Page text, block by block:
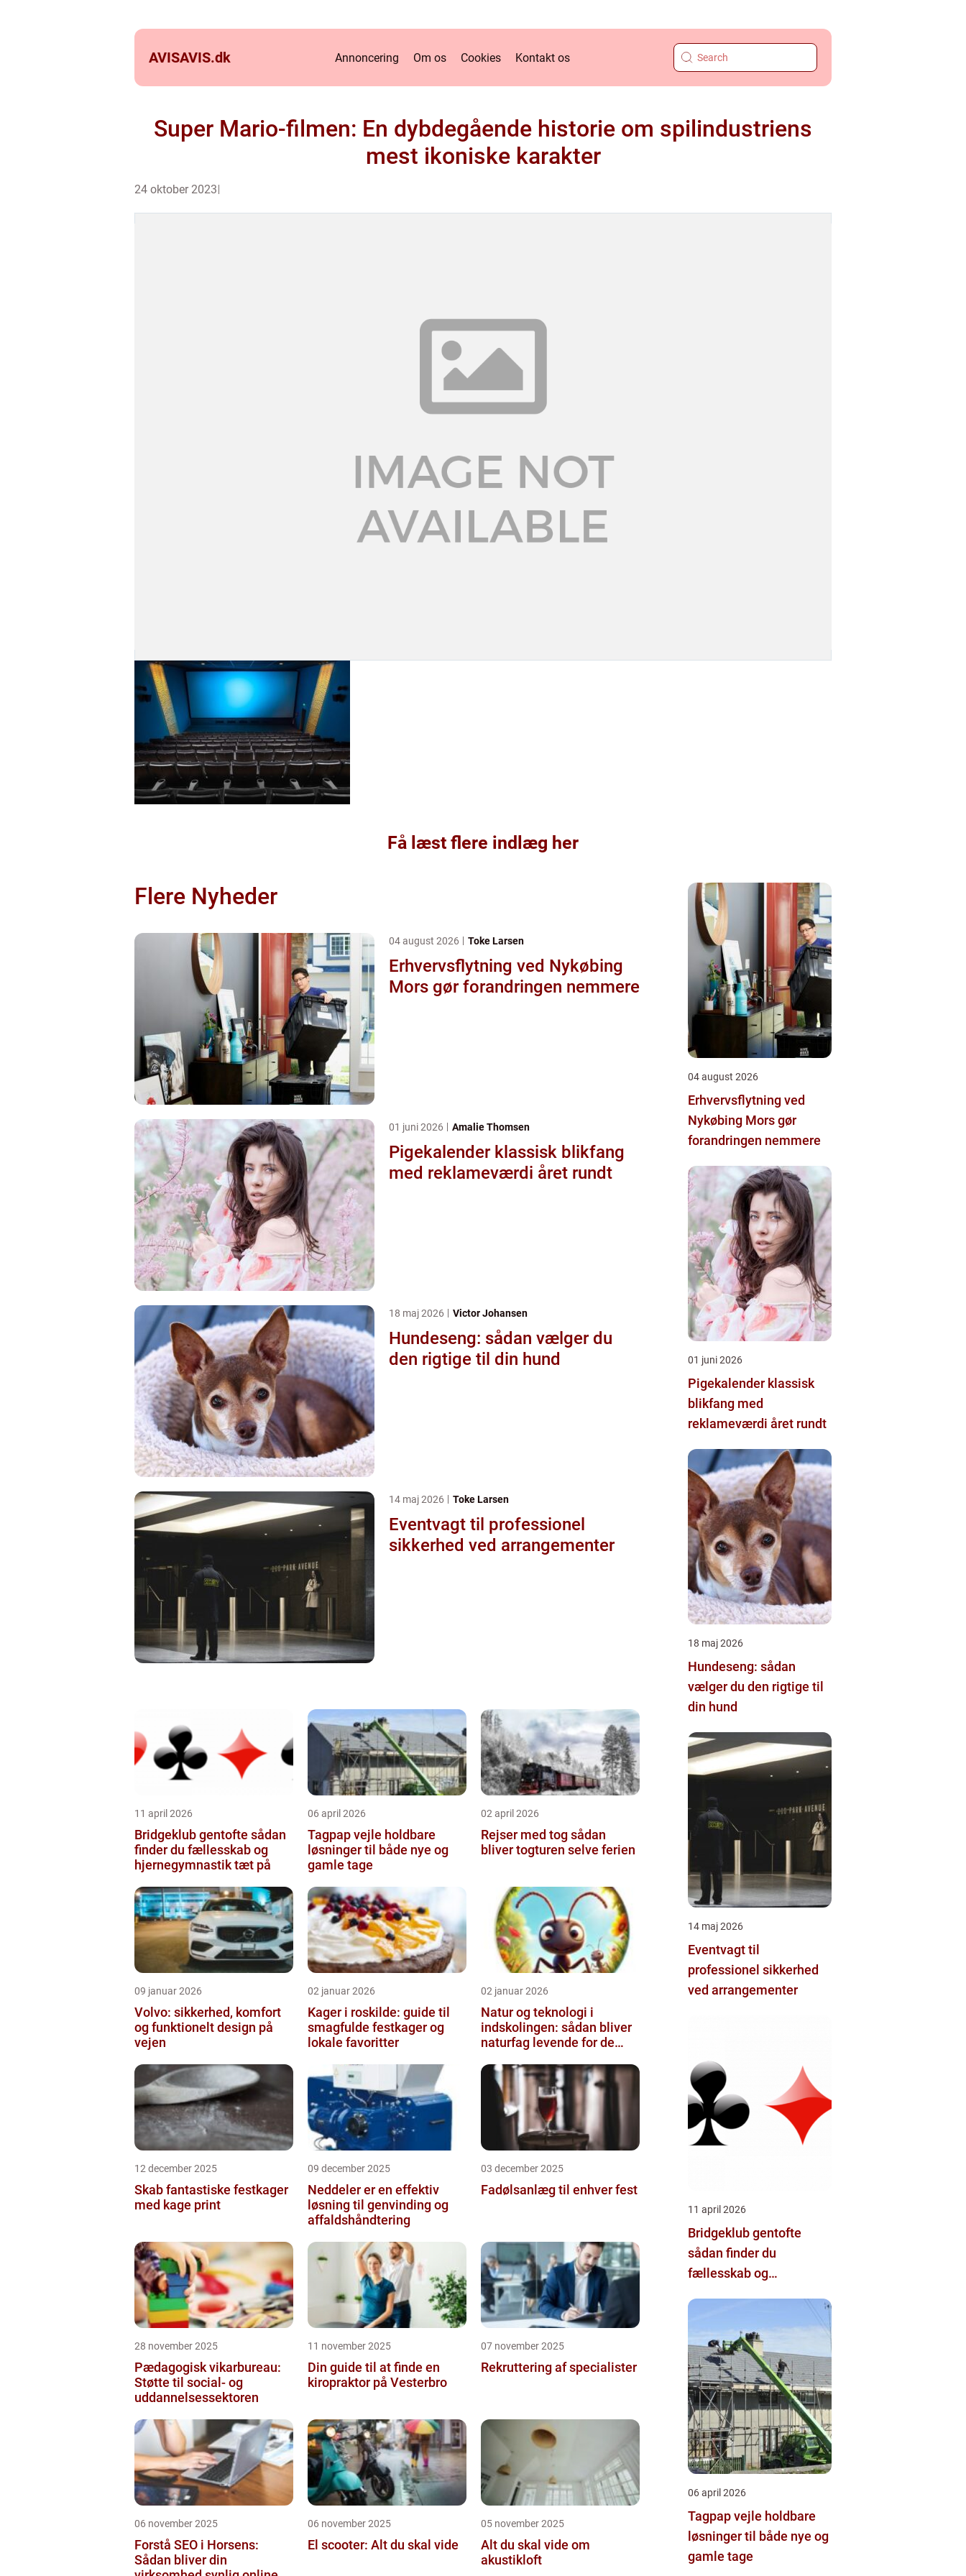
AVISAVIS.dk Annoncering Om os Cookies Kontakt os
Super Mario-filmen: En dybdegående historie om spilindustriens
mest ikoniske karakter
24 oktober 2023
Få læst flere indlæg her
Flere Nyheder
04 august 2026 Toke Larsen
Erhvervsflytning ved Nykøbing
Mors gør forandringen nemmere
01 juni 2026 Amalie Thomsen
Pigekalender klassisk blikfang
med reklameværdi året rundt
18 maj 2026 Victor Johansen
Hundeseng: sådan vælger du
den rigtige til din hund
14 maj 2026 Toke Larsen
Eventvagt til professionel
sikkerhed ved arrangementer
11 april 2026
Bridgeklub gentofte sådan
finder du fællesskab og
hjernegymnastik tæt på
06 april 2026
Tagpap vejle holdbare
løsninger til både nye og
gamle tage
02 april 2026
Rejser med tog sådan
bliver togturen selve ferien
09 januar 2026
Volvo: sikkerhed, komfort
og funktionelt design på
vejen
02 januar 2026
Kager i roskilde: guide til
smagfulde festkager og
lokale favoritter
02 januar 2026
Natur og teknologi i
indskolingen: sådan bliver
naturfag levende for de
12 december 2025
Skab fantastiske festkager
med kage print
09 december 2025
Neddeler er en effektiv
løsning til genvinding og
affaldshåndtering
03 december 2025
Fadølsanlæg til enhver fest
28 november 2025
Pædagogisk vikarbureau:
Støtte til social- og
uddannelsessektoren
11 november 2025
Din guide til at finde en
kiropraktor på Vesterbro
07 november 2025
Rekruttering af specialister
06 november 2025
Forstå SEO i Horsens:
Sådan bliver din
06 november 2025
El scooter: Alt du skal vide
05 november 2025
Alt du skal vide om
akustikloft
04 august 2026
Erhvervsflytning ved
Nykøbing Mors gør
forandringen nemmere
01 juni 2026
Pigekalender klassisk
blikfang med
reklameværdi året rundt
18 maj 2026
Hundeseng: sådan
vælger du den rigtige til
din hund
14 maj 2026
Eventvagt til
professionel sikkerhed
ved arrangementer
11 april 2026
Bridgeklub gentofte
sådan finder du
fællesskab og
06 april 2026
Tagpap vejle holdbare
løsninger til både nye og
gamle tage